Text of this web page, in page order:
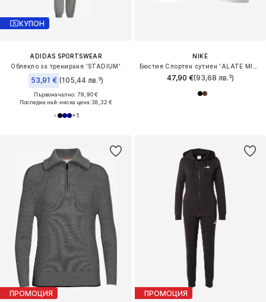
КУПОН
ADIDAS SPORTSWEAR
Облекло за трениране 'STADIUM'
53,91 € (105,44 лв.³)
Първоначално: 79,90 €
Последна най-ниска цена:38,32 €
+1
NIKE
Бюстие Спортен сутиен 'ALATE MINIMALIST'
47,90 €(93,68 лв.³)
ПРОМОЦИЯ ПРОМОЦИЯ